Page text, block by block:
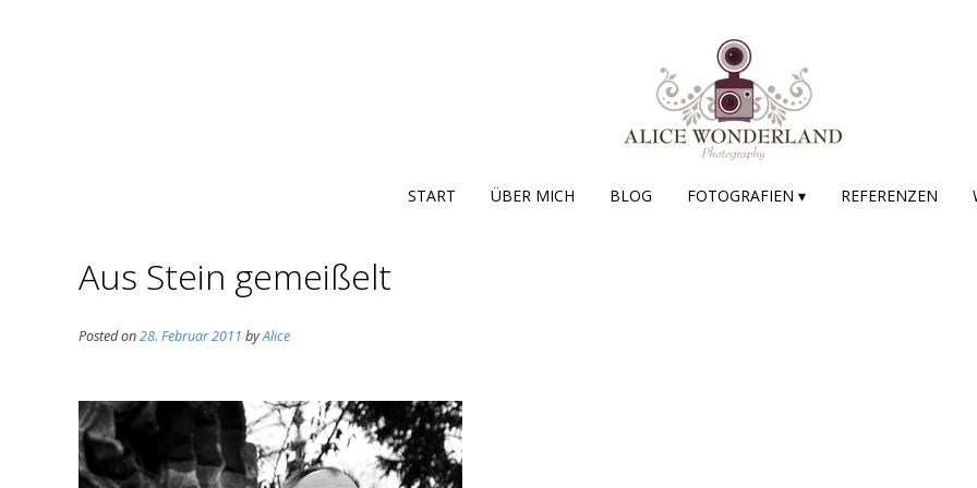
START ÜBER MICH BLOG FOTOGRAFIEN ▾ REFERENZEN
Aus Stein gemeißelt
Posted on28. Februar 2011 byAlice